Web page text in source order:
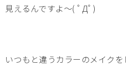
見えるんですよ～( ﾟДﾟ)
いつもと違うカラーのメイク